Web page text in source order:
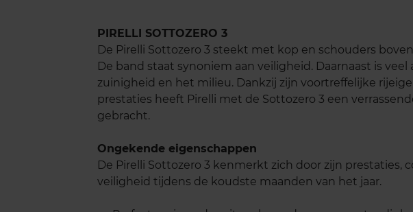
PIRELLI SOTTOZERO 3
De Pirelli Sottozero 3 steekt met kop en schouders
De band staat synoniem aan veiligheid. Daarnaast is
zuinigheid en het milieu. Dankzij zijn voortreffelijke
prestaties heeft Pirelli met de Sottozero 3 een
gebracht.
Ongekende eigenschappen
De Pirelli Sottozero 3 kenmerkt zich door zijn prestaties,
veiligheid tijdens de koudste maanden van het jaar.